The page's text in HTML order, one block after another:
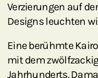
Verzierungen auf
Designs leuchten
Eine berühmte
mit dem
Jahrhunderts.